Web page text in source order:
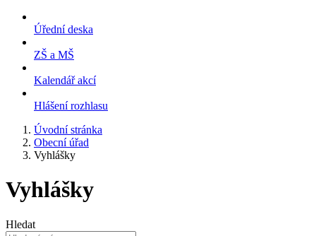
Úřední deska
ZŠ a MŠ
Kalendář akcí
Hlášení rozhlasu
Úvodní stránka
Obecní úřad
Vyhlášky
Vyhlášky
Hledat